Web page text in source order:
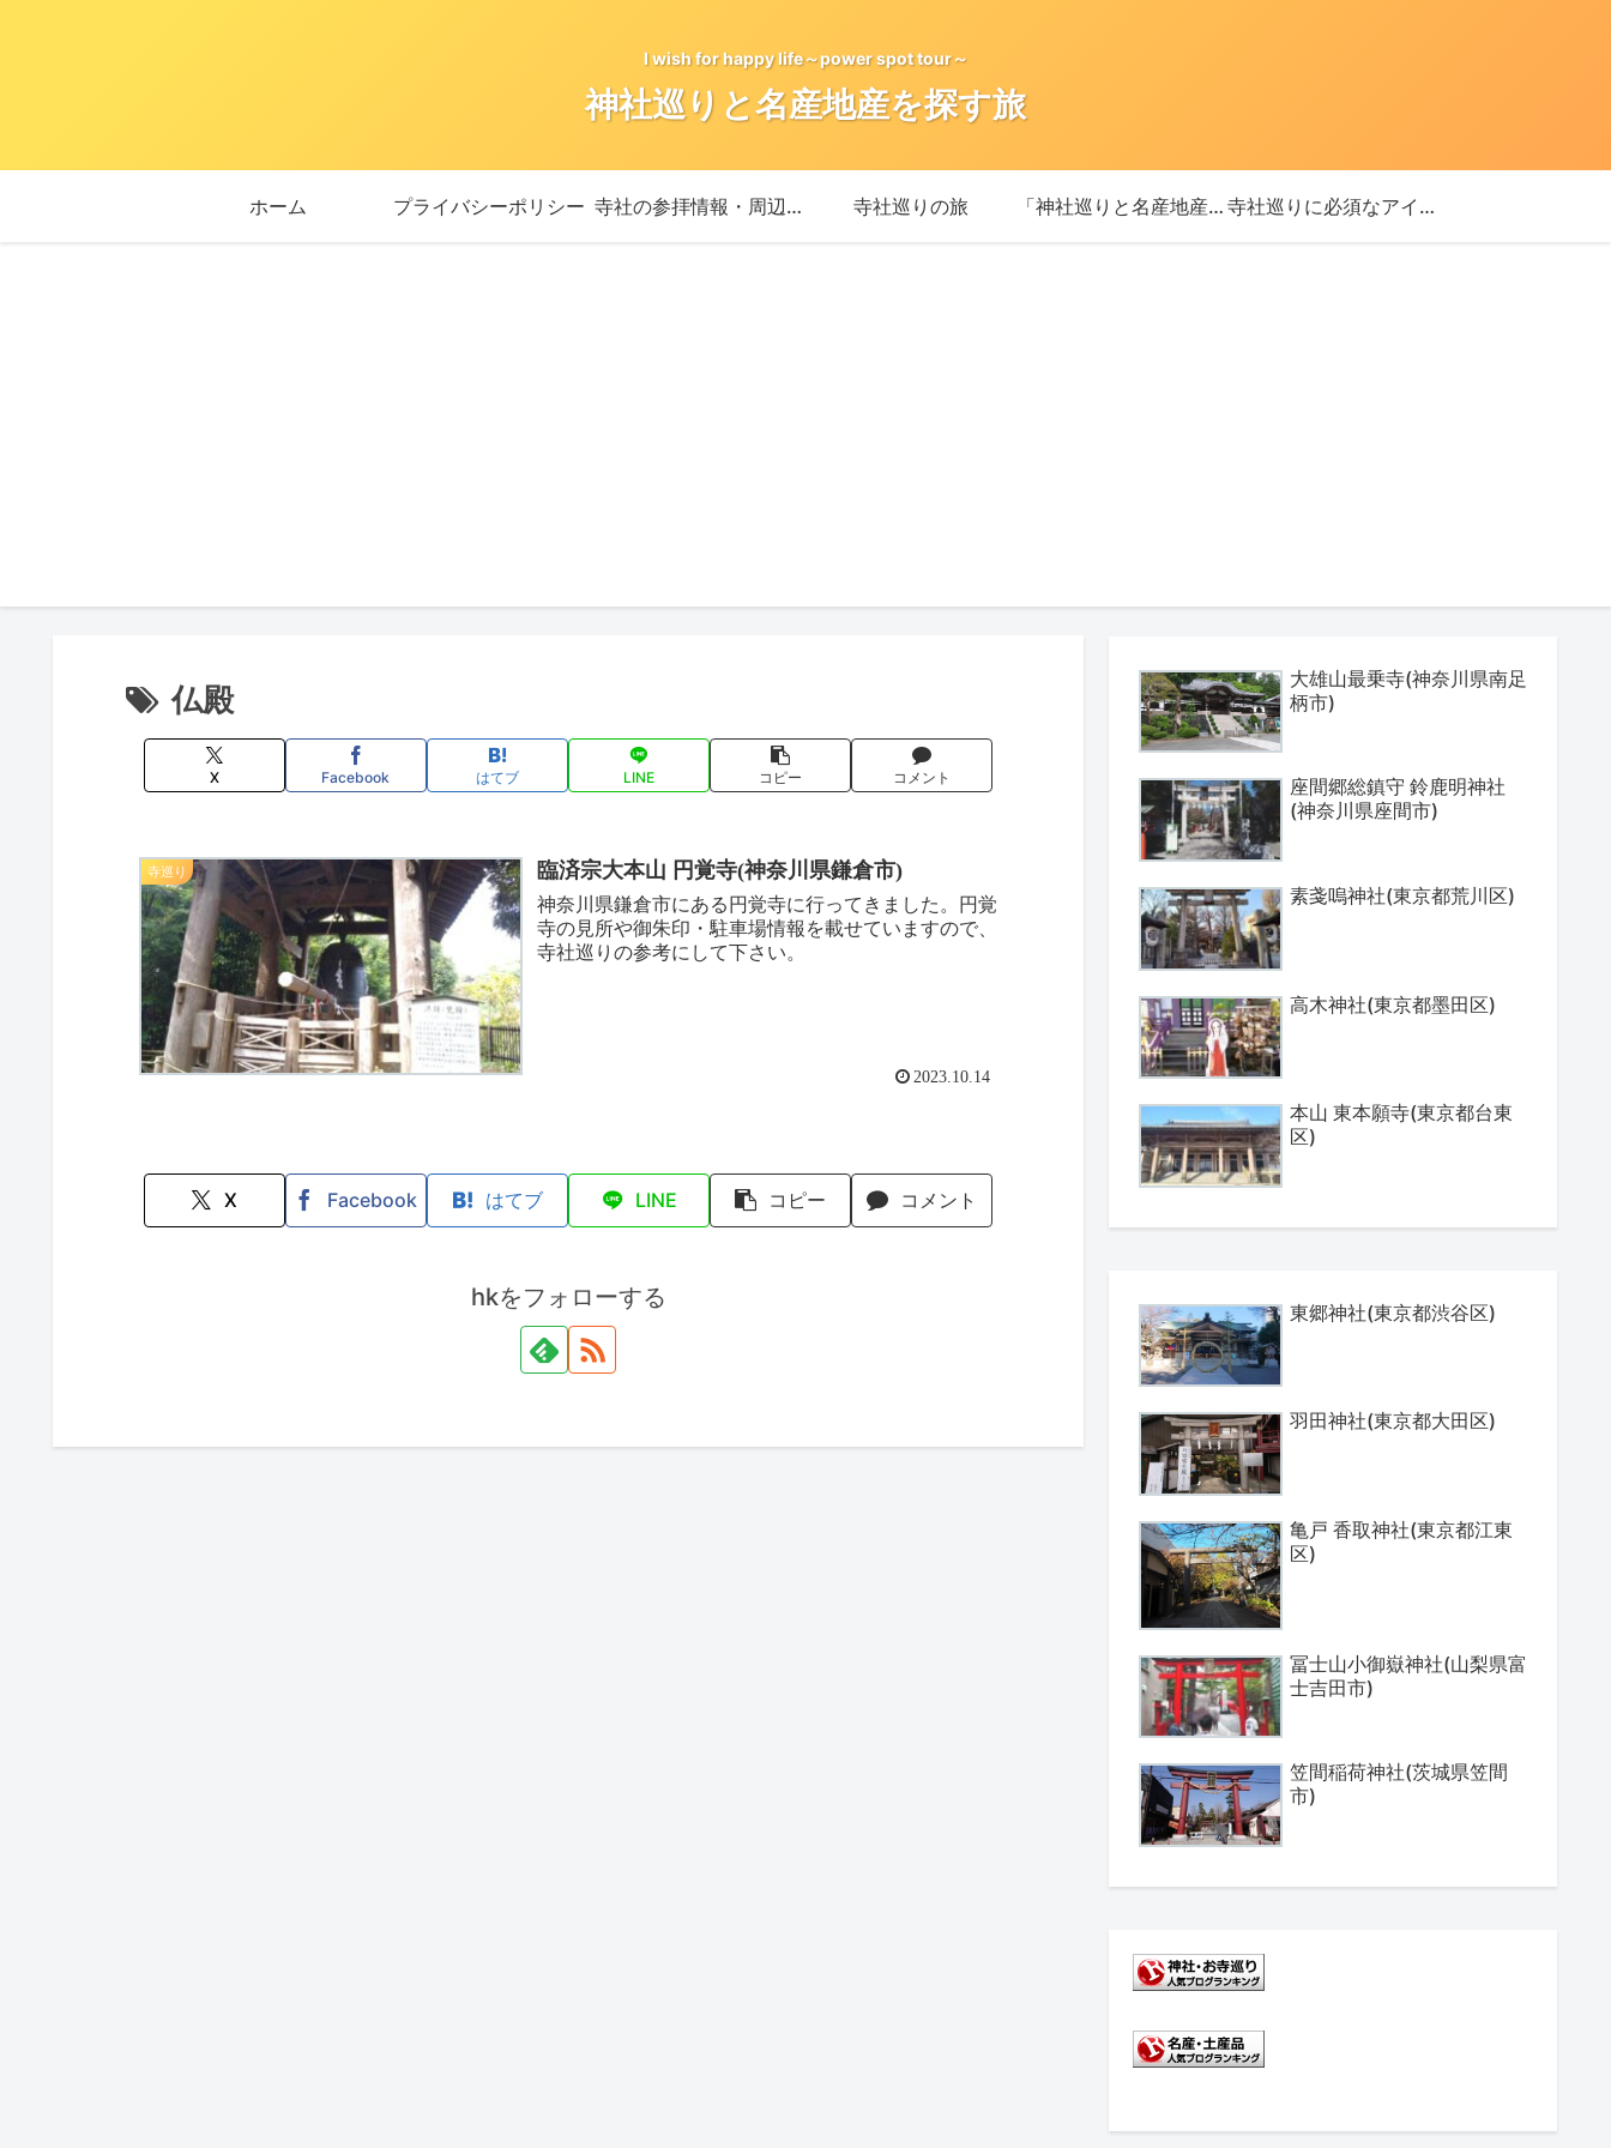
I wish for happy life～power spot tour～
神社巡りと名産地産を探す旅
ホーム プライバシーポリシー 寺社の参拝情報・周辺情報 寺社巡りの旅 「神社巡りと名産地産を探す旅」ブログ始めました！ 寺社巡りに必須なアイテム
仏殿
X Facebook はてブ LINE コピー コメント
寺巡り 臨済宗大本山 円覚寺(神奈川県鎌倉市)
神奈川県鎌倉市にある円覚寺に行ってきました。円覚
寺の見所や御朱印・駐車場情報を載せていますので、
寺社巡りの参考にして下さい。
2023.10.14
X Facebook はてブ LINE コピー コメント
hkをフォローする
大雄山最乗寺(神奈川県南足
柄市)
座間郷総鎮守 鈴鹿明神社
(神奈川県座間市)
素戔嗚神社(東京都荒川区)
高木神社(東京都墨田区)
本山 東本願寺(東京都台東
区)
東郷神社(東京都渋谷区)
羽田神社(東京都大田区)
亀戸 香取神社(東京都江東
区)
冨士山小御嶽神社(山梨県富
士吉田市)
笠間稲荷神社(茨城県笠間
市)